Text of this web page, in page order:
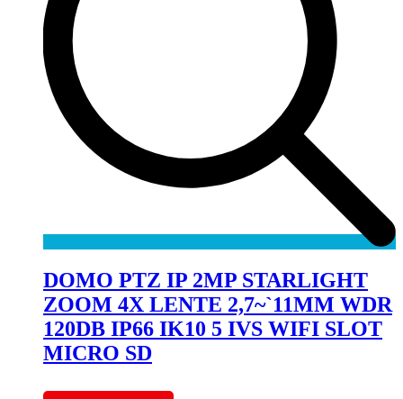
DOMO PTZ IP 2MP STARLIGHT
ZOOM 4X LENTE 2,7~`11MM WDR
120DB IP66 IK10 5 IVS WIFI SLOT
MICRO SD